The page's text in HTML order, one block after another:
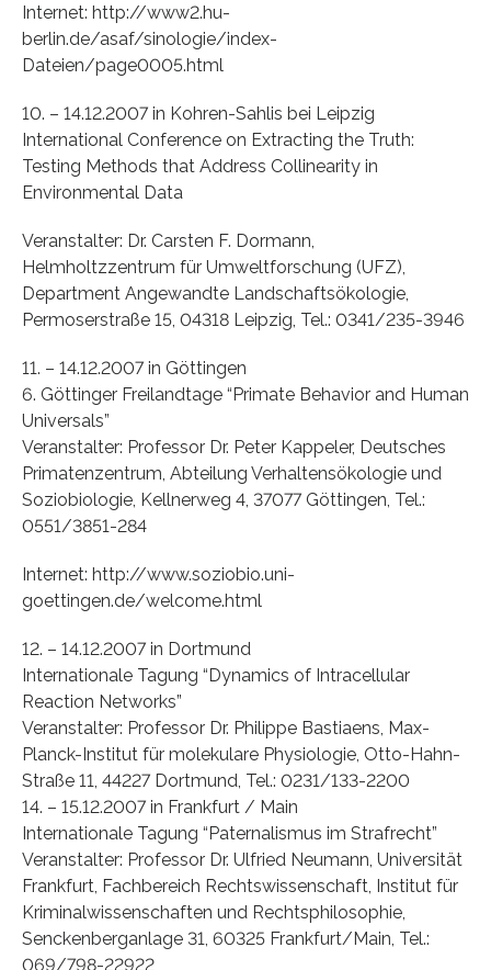
Internet: http://www2.hu-
berlin.de/asaf/sinologie/index-
Dateien/page0005.html
10. – 14.12.2007 in Kohren-Sahlis bei Leipzig
International Conference on Extracting the Truth:
Testing Methods that Address Collinearity in
Environmental Data
Veranstalter: Dr. Carsten F. Dormann,
Helmholtzzentrum für Umweltforschung (UFZ),
Department Angewandte Landschaftsökologie,
Permoserstraße 15, 04318 Leipzig, Tel.: 0341/235-3946
11. – 14.12.2007 in Göttingen
6. Göttinger Freilandtage “Primate Behavior and Human
Universals”
Veranstalter: Professor Dr. Peter Kappeler, Deutsches
Primatenzentrum, Abteilung Verhaltensökologie und
Soziobiologie, Kellnerweg 4, 37077 Göttingen, Tel.:
0551/3851-284
Internet: http://www.soziobio.uni-
goettingen.de/welcome.html
12. – 14.12.2007 in Dortmund
Internationale Tagung “Dynamics of Intracellular
Reaction Networks”
Veranstalter: Professor Dr. Philippe Bastiaens, Max-
Planck-Institut für molekulare Physiologie, Otto-Hahn-
Straße 11, 44227 Dortmund, Tel.: 0231/133-2200
14. – 15.12.2007 in Frankfurt / Main
Internationale Tagung “Paternalismus im Strafrecht”
Veranstalter: Professor Dr. Ulfried Neumann, Universität
Frankfurt, Fachbereich Rechtswissenschaft, Institut für
Kriminalwissenschaften und Rechtsphilosophie,
Senckenberganlage 31, 60325 Frankfurt/Main, Tel.:
069/798-22922